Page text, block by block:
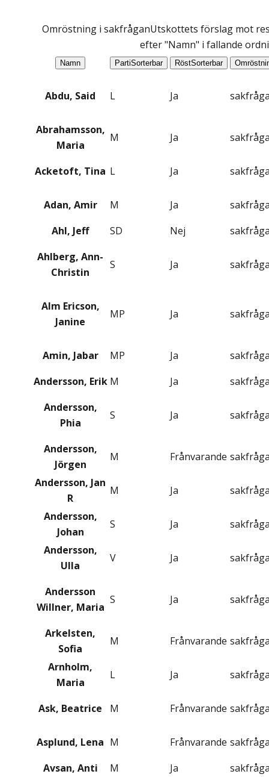
Omröstning i sakfråganUtskottets förslag mot
efter "Namn" i fallande
Namn PartiSorterbar RöstSorterbar
Abdu, Said L Ja
Abrahamsson,
Maria
M Ja
Acketoft, Tina L Ja
Adan, Amir M Ja
Ahl, Jeff
SD Nej
Ahlberg, Ann-
Christin
S Ja
Alm Ericson,
Janine
MP Ja
Amin, Jabar MP Ja
Andersson, Erik M Ja
Andersson,
Phia
S Ja
Andersson,
Jörgen
M Frånvarande
Andersson, Jan
R
M Ja
Andersson,
Johan
S Ja
Andersson,
Ulla
V Ja
Andersson
Willner, Maria
S Ja
Arkelsten,
Sofia
M Frånvarande
Arnholm,
Maria
L Ja
Ask, Beatrice M Frånvarande
Asplund, Lena M Frånvarande
Avsan, Anti
M Ja